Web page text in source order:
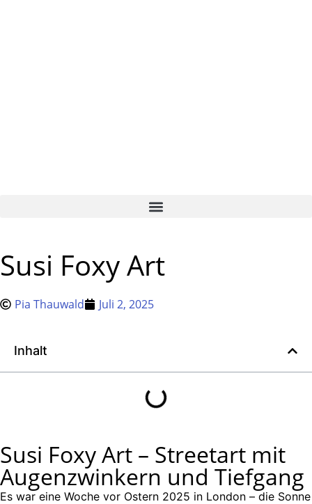
Susi Foxy Art
Pia Thauwald Juli 2, 2025
Inhalt
Susi Foxy Art – Streetart mit
Augenzwinkern und Tiefgang
Es war eine Woche vor Ostern 2025 in London – die Sonne